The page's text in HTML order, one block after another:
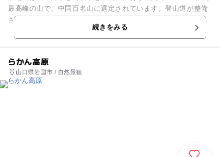
最高峰の山で、中国百名山に選定されています。登山道が整備
され、登山口が数か所あるので、レベルに合わせて登山するこ
続きをみる
らかん高原
山口県岩国市 / 自然景観